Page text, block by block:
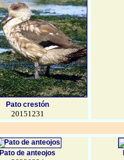
Pato crestón
20151231
Pato de anteojos